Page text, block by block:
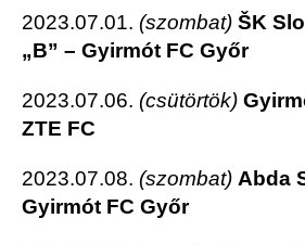
2023.07.01. (szombat) ŠK
„B” – Gyirmót FC Győr
2023.07.06. (csütörtök)
ZTE FC
2023.07.08. (szombat) Abda
Gyirmót FC Győr